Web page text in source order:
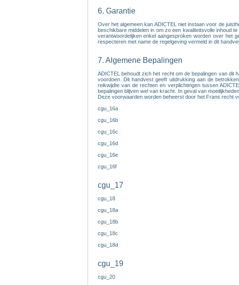
6. Garantie
Over het algemeen kan ADICTEL niet instaan voor de
beschikbare middelen in om zo een kwaliteitsvolle inhoud
verantwoordelijken enkel aangesproken worden over het
respecteren met name de regelgeving vermeld in dit
7. Algemene Bepalingen
ADICTEL behoudt zich het recht om de bepalingen van dit
voordoen. Dit handvest geeft uitdrukking aan de
reikwijdte van de rechten en verplichtingen tussen
bepalingen blijven wel van kracht. In geval van
Deze voorwaarden worden beheerst door het Frans recht
cgu_16a
cgu_16b
cgu_16c
cgu_16d
cgu_16e
cgu_16f
cgu_17
cgu_18
cgu_18a
cgu_18b
cgu_18c
cgu_18d
cgu_19
cgu_20